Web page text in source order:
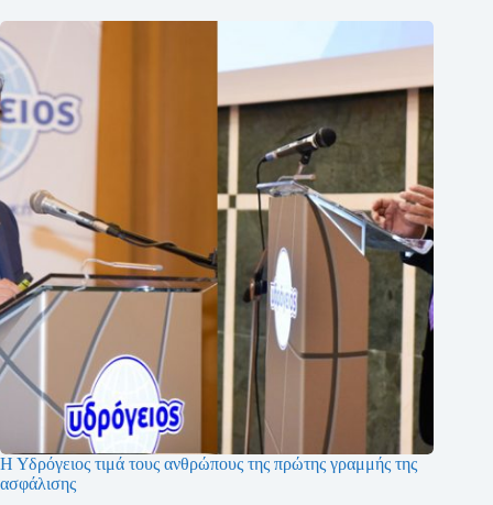
Η Υδρόγειος τιμά τους ανθρώπους της πρώτης γραμμής της
ασφάλισης